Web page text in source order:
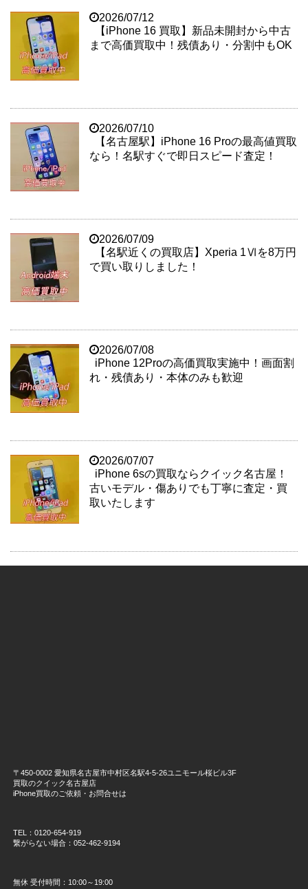
2026/07/12
【iPhone 16 買取】新品未開封から中古
まで高価買取中！残債あり・分割中もOK
2026/07/10
【名古屋駅】iPhone 16 Proの最高値買取
なら！名駅すぐで即日スピード査定！
2026/07/09
【名駅近くの買取店】Xperia 1Ⅵを8万円
で買い取りしました！
2026/07/08
iPhone 12Proの高価買取実施中！画面割
れ・残債あり・本体のみも歓迎
2026/07/07
iPhone 6sの買取ならクイック名古屋！
古いモデル・傷ありでも丁寧に査定・買
取いたします
〒450-0002 愛知県名古屋市中村区名駅4-5-26ユニモール桜ビル3F
買取のクイック名古屋店
iPhone買取のご依頼・お問合せは
TEL：0120-654-919
繋がらない場合：052-462-9194
無休 受付時間：10:00～19:00